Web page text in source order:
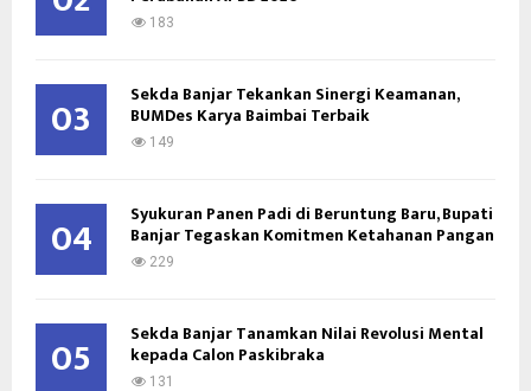
183
03 Sekda Banjar Tekankan Sinergi Keamanan,
BUMDes Karya Baimbai Terbaik
149
04 Syukuran Panen Padi di Beruntung Baru, Bupati
Banjar Tegaskan Komitmen Ketahanan Pangan
229
05 Sekda Banjar Tanamkan Nilai Revolusi Mental
kepada Calon Paskibraka
131